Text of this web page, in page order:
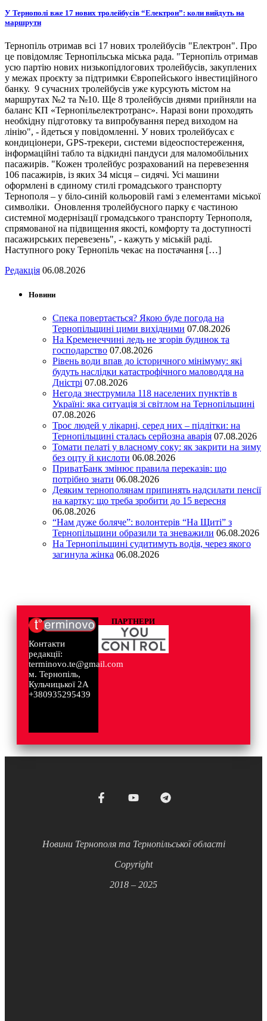
У Тернополі вже 17 нових тролейбусів “Електрон”: коли вийдуть на
маршрути
Тернопіль отримав всі 17 нових тролейбусів "Електрон". Про
це повідомляє Тернопільська міська рада. "Тернопіль отримав
усю партію нових низькопідлогових тролейбусів, закуплених
у межах проєкту за підтримки Європейського інвестиційного
банку. 9 сучасних тролейбусів уже курсують містом на
маршрутах №2 та №10. Ще 8 тролейбусів днями прийняли на
баланс КП «Тернопільелектротранс». Наразі вони проходять
необхідну підготовку та випробування перед виходом на
лінію", - йдеться у повідомленні. У нових тролейбусах є
кондиціонери, GPS-трекери, системи відеоспостереження,
інформаційні табло та відкидні пандуси для маломобільних
пасажирів. "Кожен тролейбус розрахований на перевезення
106 пасажирів, із яких 34 місця – сидячі. Усі машини
оформлені в єдиному стилі громадського транспорту
Тернополя – у біло-синій кольоровій гамі з елементами міської
символіки. Оновлення тролейбусного парку є частиною
системної модернізації громадського транспорту Тернополя,
спрямованої на підвищення якості, комфорту та доступності
пасажирських перевезень", - кажуть у міській раді.
Наступного року Тернопіль чекає на постачання […]
Редакція 06.08.2026
Новини
Спека повертається? Якою буде погода на
Тернопільщині цими вихідними 07.08.2026
На Кременеччині ледь не згорів будинок та
господарство 07.08.2026
Рівень води впав до історичного мінімуму: які
будуть наслідки катастрофічного маловоддя на
Дністрі 07.08.2026
Негода знеструмила 118 населених пунктів в
Україні: яка ситуація зі світлом на Тернопільщині
07.08.2026
Троє людей у лікарні, серед них – підлітки: на
Тернопільщині сталась серйозна аварія 07.08.2026
Томати пелаті у власному соку: як закрити на зиму
без оцту й кислоти 06.08.2026
ПриватБанк змінює правила переказів: що
потрібно знати 06.08.2026
Деяким тернополянам припинять надсилати пенсії
на картку: що треба зробити до 15 вересня
06.08.2026
“Нам дуже боляче”: волонтерів “На Щиті” з
Тернопільщини образили та зневажили 06.08.2026
На Тернопільщині судитимуть водія, через якого
загинула жінка 06.08.2026
Контакти
редакції:
terminovo.te@gmail.com
м. Тернопіль,
Кульчицької 2А
+380935295439
ПАРТНЕРИ
Новини Тернополя та Тернопільської області
Copyright
2018 – 2025